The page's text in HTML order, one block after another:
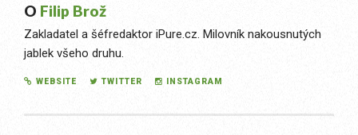
O Filip Brož
Zakladatel a šéfredaktor iPure.cz. Milovník nakousnutých
jablek všeho druhu.
WEBSITE TWITTER INSTAGRAM